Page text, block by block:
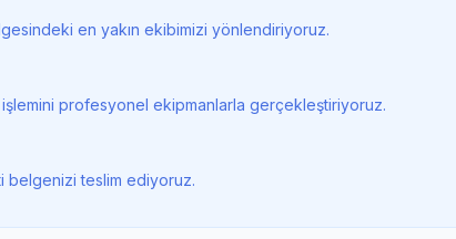
en yakın ekibimizi yönlendiriyoruz.
işlemini profesyonel ekipmanlarla gerçekleştiriyoruz.
belgenizi teslim ediyoruz.